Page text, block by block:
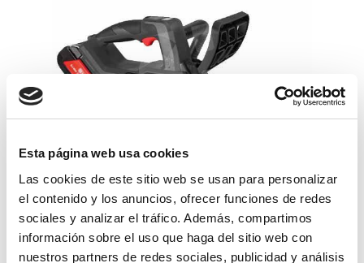
Esta página web usa cookies
Las cookies de este sitio web se usan para personalizar
el contenido y los anuncios, ofrecer funciones de redes
sociales y analizar el tráfico. Además, compartimos
información sobre el uso que haga del sitio web con
nuestros partners de redes sociales, publicidad y análisis
motosierra podadora bateria zp200
zanon
698,99€ comprar